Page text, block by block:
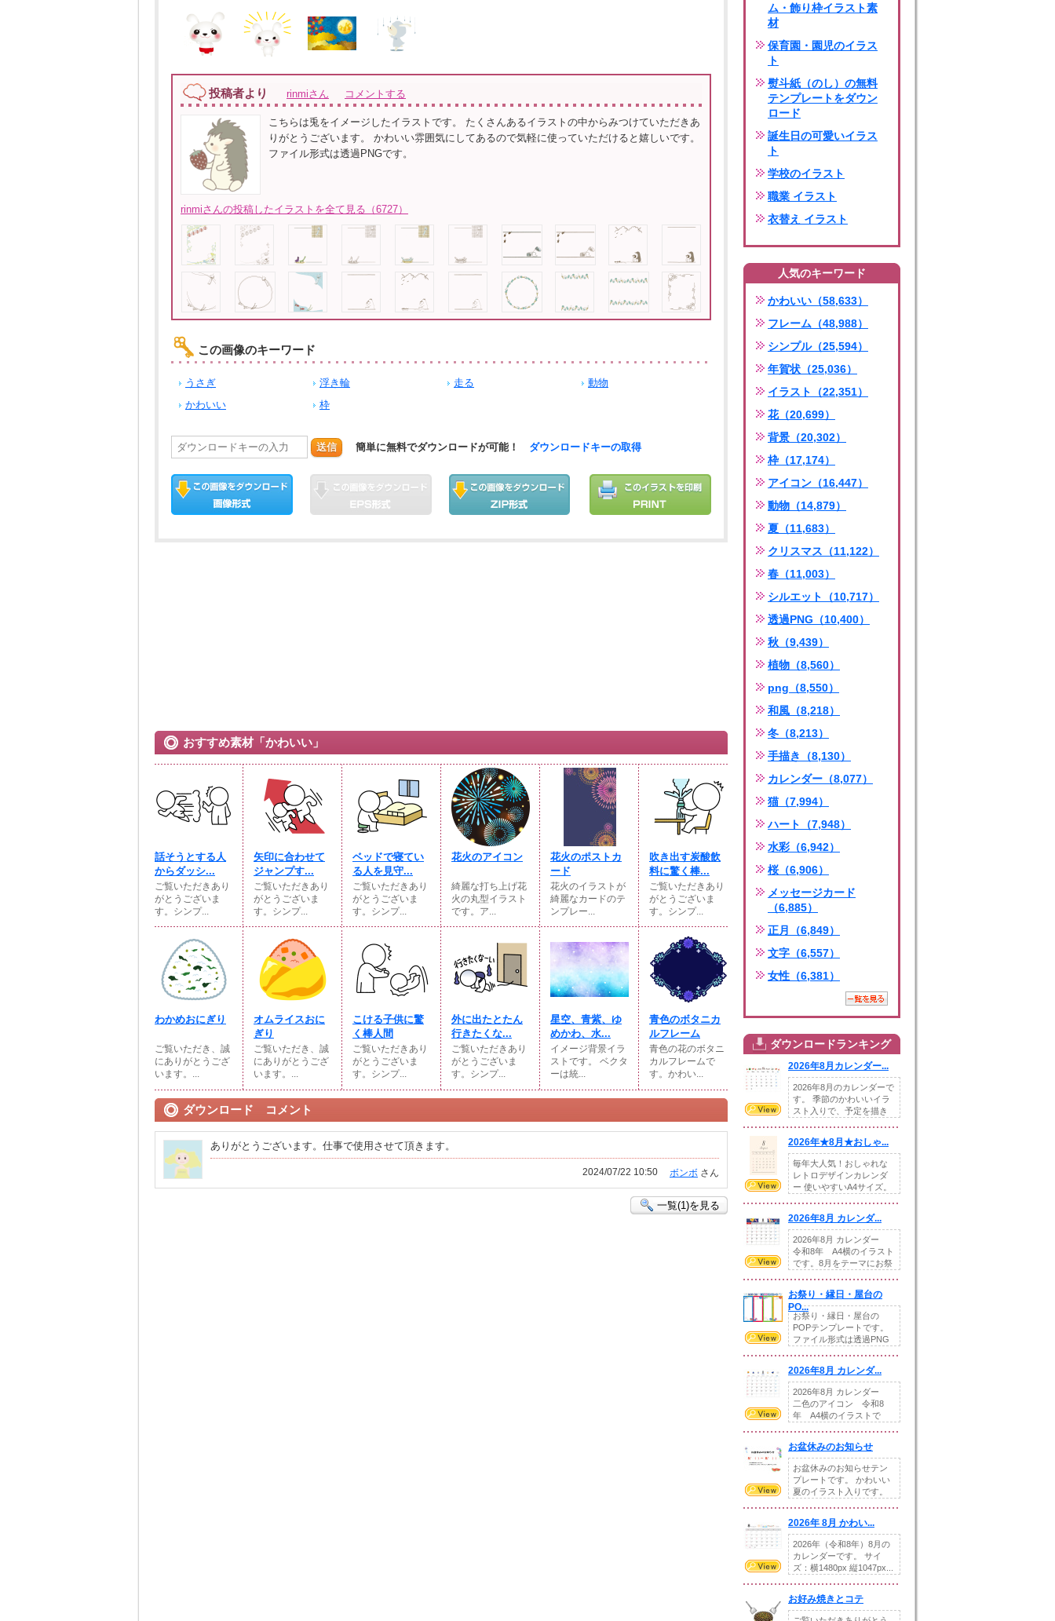
投稿者より rinmiさん コメントする
こちらは兎をイメージしたイラストです。 たくさんあるイラストの中からみつけていただきあ
りがとうございます。 かわいい雰囲気にしてあるので気軽に使っていただけると嬉しいです。
ファイル形式は透過PNGです。
rinmiさんの投稿したイラストを全て見る（6727）
この画像のキーワード
うさぎ 浮き輪 走る
動物
かわいい
枠
送信 簡単に無料でダウンロードが可能！ ダウンロードキーの取得
おすすめ素材「かわいい」
話そうとする人
からダッシ...
ご覧いただきあり
がとうございま
す。シンプ...
矢印に合わせて
ジャンプす...
ご覧いただきあり
がとうございま
す。シンプ...
ベッドで寝てい
る人を見守...
ご覧いただきあり
がとうございま
す。シンプ...
花火のアイコン
綺麗な打ち上げ花
火の丸型イラスト
です。ア...
花火のポストカ
ード
花火のイラストが
綺麗なカードのテ
ンプレー...
吹き出す炭酸飲
料に驚く棒...
ご覧いただきあり
がとうございま
す。シンプ...
わかめおにぎり
ご覧いただき、誠
にありがとうござ
います。...
オムライスおに
ぎり
ご覧いただき、誠
にありがとうござ
います。...
こける子供に驚
く棒人間
ご覧いただきあり
がとうございま
す。シンプ...
外に出たとたん
行きたくな...
ご覧いただきあり
がとうございま
す。シンプ...
星空、青紫、ゆ
めかわ、水...
イメージ背景イラ
ストです。 ベクタ
ーは統...
青色のボタニカ
ルフレーム
青色の花のボタニ
カルフレームで
す。かわい...
ダウンロード コメント
ありがとうございます。仕事で使用させて頂きます。
ボンボ さん
2024/07/22 10:50
一覧(1)を見る
ム・飾り枠イラスト素
材
保育園・園児のイラス
ト
熨斗紙（のし）の無料
テンプレートをダウン
ロード
誕生日の可愛いイラス
ト
学校のイラスト
職業 イラスト
衣替え イラスト
人気のキーワード
かわいい（58,633）
フレーム（48,988）
シンプル（25,594）
年賀状（25,036）
イラスト（22,351）
花（20,699）
背景（20,302）
枠（17,174）
アイコン（16,447）
動物（14,879）
夏（11,683）
クリスマス（11,122）
春（11,003）
シルエット（10,717）
透過PNG（10,400）
秋（9,439）
植物（8,560）
png（8,550）
和風（8,218）
冬（8,213）
手描き（8,130）
カレンダー（8,077）
猫（7,994）
ハート（7,948）
水彩（6,942）
桜（6,906）
メッセージカード
（6,885）
正月（6,849）
文字（6,557）
女性（6,381）
ダウンロードランキング
2026年8月カレンダー...
2026年8月のカレンダーで
す。 季節のかわいいイラ
スト入りで、予定を描き
2026年★8月★おしゃ...
毎年大人気！おしゃれな
レトロデザインカレンダ
ー 使いやすいA4サイズ。
2026年8月 カレンダ...
2026年8月 カレンダー
令和8年 A4横のイラスト
です。8月をテーマにお祭
お祭り・縁日・屋台の
PO...
お祭り・縁日・屋台の
POPテンプレートです。
ファイル形式は透過PNG
2026年8月 カレンダ...
2026年8月 カレンダー
二色のアイコン 令和8
年 A4横のイラストで
お盆休みのお知らせ
お盆休みのお知らせテン
プレートです。 かわいい
夏のイラスト入りです。
2026年 8月 かわい...
2026年（令和8年）8月の
カレンダーです。 サイ
ズ：横1480px 縦1047px...
お好み焼きとコテ